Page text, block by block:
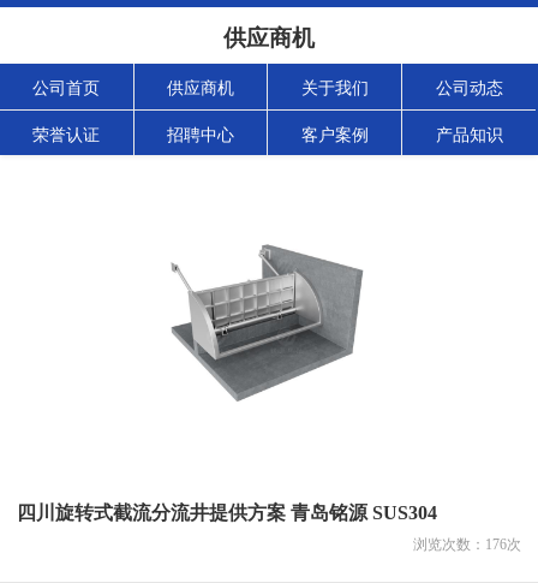
供应商机
公司首页 供应商机 关于我们 公司动态
荣誉认证 招聘中心 客户案例 产品知识
四川旋转式截流分流井提供方案 青岛铭源 SUS304
浏览次数： 176次